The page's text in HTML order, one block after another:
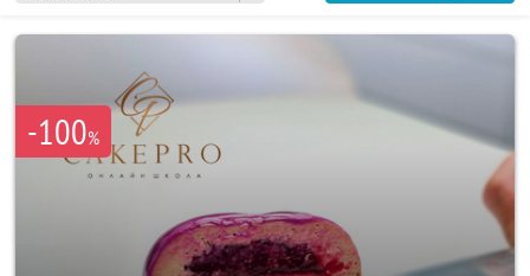
-100%